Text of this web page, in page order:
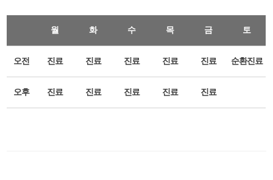
월 화 수 목 금 토
오전 진료 진료 진료 진료 진료 순환진료
오후 진료 진료 진료 진료 진료